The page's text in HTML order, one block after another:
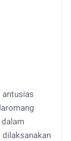
antusias
dilaksanakan